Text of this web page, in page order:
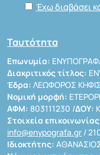
Έχω διαβάσει
Ταυτότητα
Επωνυμία:
Διακριτικός τίτλος:
Έδρα: ΛΕΩΦΟΡΟΣ
Νομική μορφή:
ΑΦΜ: 803111230 /ΔΟΥ:
Στοιχεία
info@enypografa.gr /
Ιδιοκτήτης: